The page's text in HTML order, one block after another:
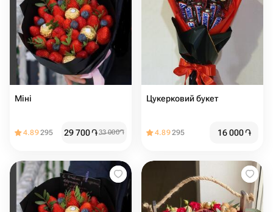
Міні
4.89295 29 700֏33 000֏
Цукерковий букет
4.89295 16 000֏